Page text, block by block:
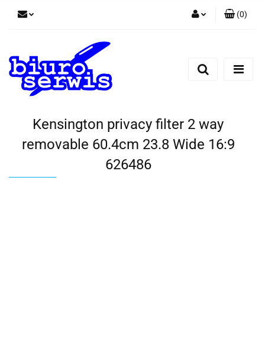
Zarejestruj się
(0)
Kensington privacy filter 2 way
removable 60.4cm 23.8 Wide 16:9
626486